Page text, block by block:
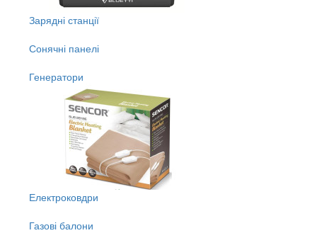
Зарядні станції
Сонячні панелі
Генератори
Електроковдри
Газові балони